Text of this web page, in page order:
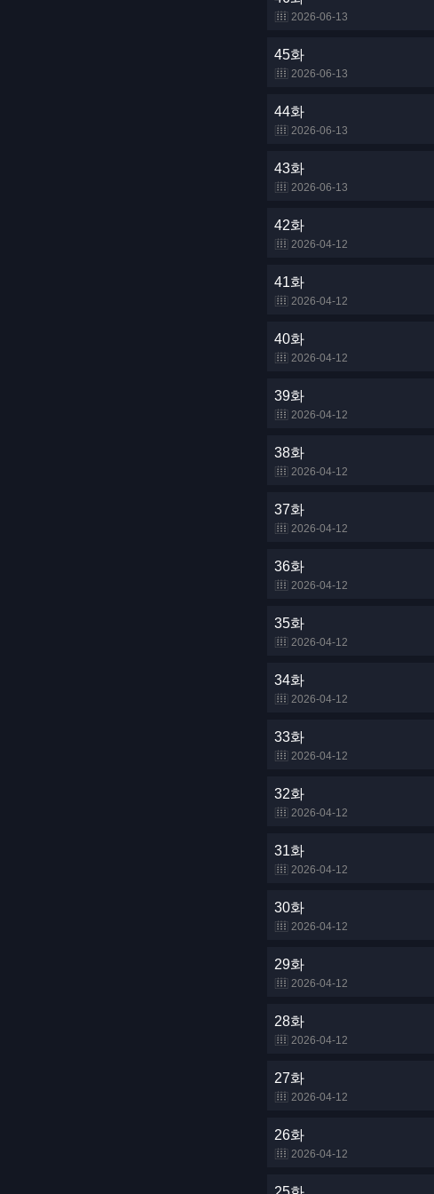
2026-06-13
45화
2026-06-13
44화
2026-06-13
43화
2026-06-13
42화
2026-04-12
41화
2026-04-12
40화
2026-04-12
39화
2026-04-12
38화
2026-04-12
37화
2026-04-12
36화
2026-04-12
35화
2026-04-12
34화
2026-04-12
33화
2026-04-12
32화
2026-04-12
31화
2026-04-12
30화
2026-04-12
29화
2026-04-12
28화
2026-04-12
27화
2026-04-12
26화
2026-04-12